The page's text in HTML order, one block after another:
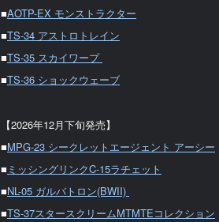
■AOTP-EX モンストラクター
■TS-34 アストロトレイン
■TS-35 スカイワープ
■TS-36 ショックウェーブ
【2026年12月下旬発売】
■MPG-23 シークレットエージェント アーシー
■ ミッシングリンクC-15ラチェット
■NL-05 ガルバトロン(BWII)
■TS-37スタースクリームMTMTEコレクション